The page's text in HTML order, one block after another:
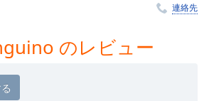
連絡先
のレビュー